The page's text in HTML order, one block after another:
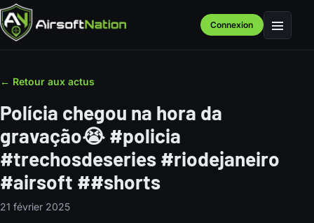
Connexion Menu
← Retour aux actus
Polícia chegou na hora da
gravação😭 #policia
#trechosdeseries #riodejaneiro
#airsoft ##shorts
21 février 2025